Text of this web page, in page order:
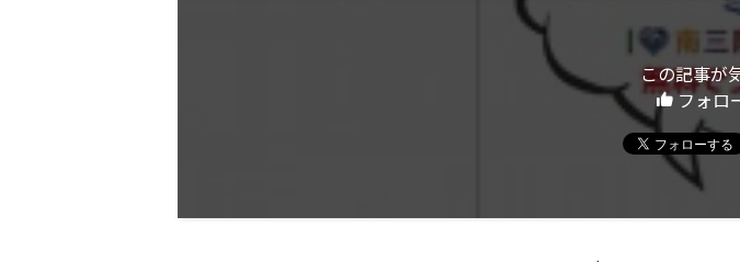
この記事が
フォロ